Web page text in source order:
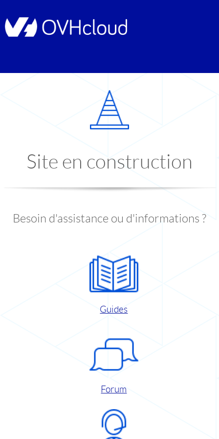
Site en construction
Besoin d'assistance ou d'informations ?
Guides
Forum